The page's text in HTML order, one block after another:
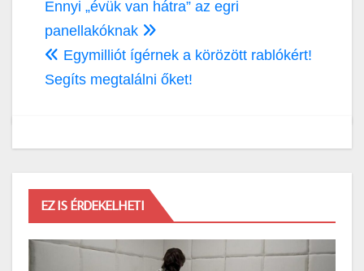
Bejegyzés
navigáció
Ennyi „évük van hátra” az egri
panellakóknak
Egymilliót ígérnek a körözött rablókért!
Segíts megtalálni őket!
EZ IS ÉRDEKELHETI